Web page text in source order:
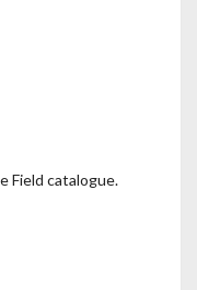
Field catalogue.